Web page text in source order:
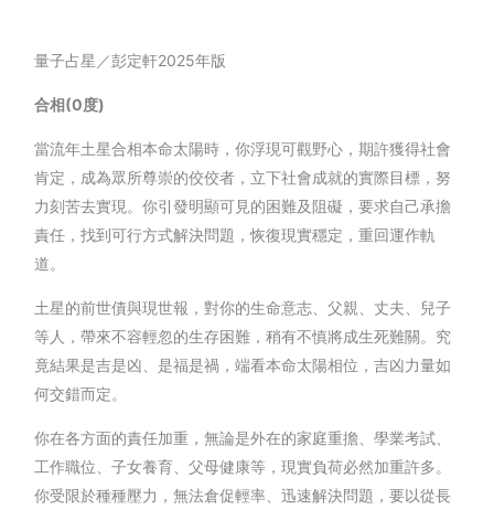
量子占星／彭定軒2025年版
合相(0度)
當流年土星合相本命太陽時，你浮現可觀野心，期許獲得社會
肯定，成為眾所尊崇的佼佼者，立下社會成就的實際目標，努
力刻苦去實現。你引發明顯可見的困難及阻礙，要求自己承擔
責任，找到可行方式解決問題，恢復現實穩定，重回運作軌
道。
土星的前世債與現世報，對你的生命意志、父親、丈夫、兒子
等人，帶來不容輕忽的生存困難，稍有不慎將成生死難關。究
竟結果是吉是凶、是福是禍，端看本命太陽相位，吉凶力量如
何交錯而定。
你在各方面的責任加重，無論是外在的家庭重擔、學業考試、
工作職位、子女養育、父母健康等，現實負荷必然加重許多。
你受限於種種壓力，無法倉促輕率、迅速解決問題，要以從長